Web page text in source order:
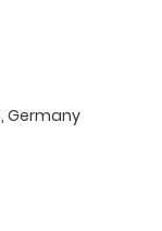
Germany